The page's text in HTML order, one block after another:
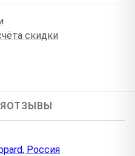
скидки
ОТЗЫВЫ
Россия